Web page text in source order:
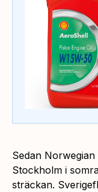
Sedan
Stockholm i
sträckan.